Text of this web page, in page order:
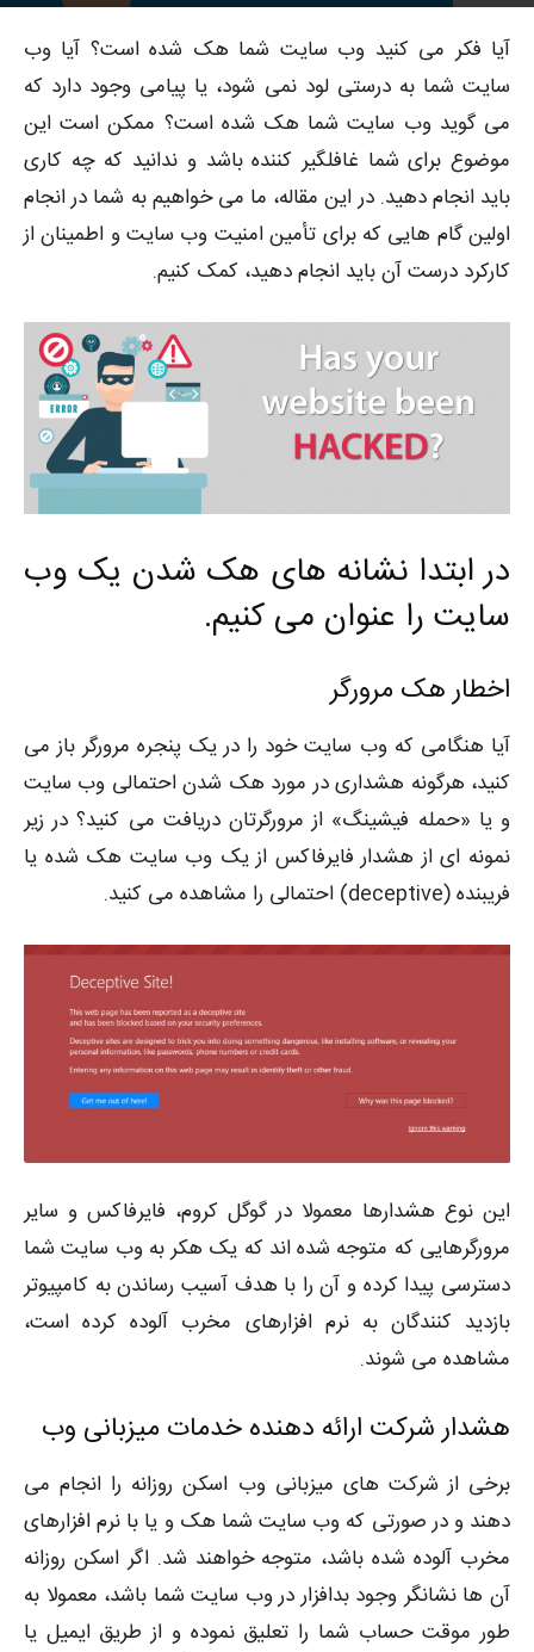
آیا فکر می کنید وب سایت شما هک شده است؟ آیا وب
سایت شما به درستی لود نمی شود، یا پیامی وجود دارد که
می گوید وب سایت شما هک شده است؟ ممکن است این
موضوع برای شما غافلگیر کننده باشد و ندانید که چه کاری
باید انجام دهید. در این مقاله، ما می خواهیم به شما در انجام
اولین گام هایی که برای تأمین امنیت وب سایت و اطمینان از
کارکرد درست آن باید انجام دهید، کمک کنیم.
در ابتدا نشانه های هک شدن یک وب
سایت را عنوان می کنیم.
اخطار هک مرورگر
آیا هنگامی که وب سایت خود را در یک پنجره مرورگر باز می
کنید، هرگونه هشداری در مورد هک شدن احتمالی وب سایت
و یا «حمله فیشینگ» از مرورگرتان دریافت می کنید؟ در زیر
نمونه ای از هشدار فایرفاکس از یک وب سایت هک شده یا
فریبنده (deceptive) احتمالی را مشاهده می کنید.
این نوع هشدارها معمولا در گوگل کروم، فایرفاکس و سایر
مرورگرهایی که متوجه شده اند که یک هکر به وب سایت شما
دسترسی پیدا کرده و آن را با هدف آسیب رساندن به کامپیوتر
بازدید کنندگان به نرم افزارهای مخرب آلوده کرده است،
مشاهده می شوند.
هشدار شرکت ارائه دهنده خدمات میزبانی وب
برخی از شرکت های میزبانی وب اسکن روزانه را انجام می
دهند و در صورتی که وب سایت شما هک و یا با نرم افزارهای
مخرب آلوده شده باشد، متوجه خواهند شد. اگر اسکن روزانه
آن ها نشانگر وجود بدافزار در وب سایت شما باشد، معمولا به
طور موقت حساب شما را تعلیق نموده و از طریق ایمیل یا